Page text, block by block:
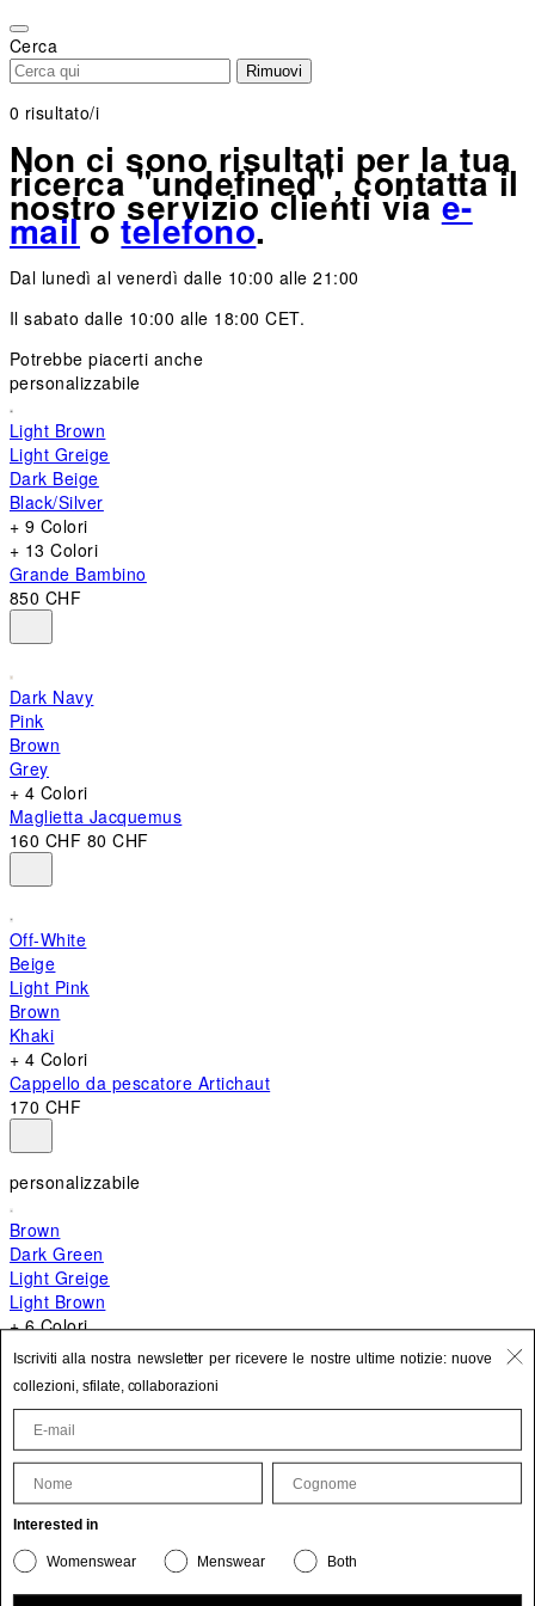
note:
This
website
includes
accessibility
system.
Cerca
Rimuovi
0 risultato/i
Non ci sono risultati per la tua
ricerca "undefined", contatta il
nostro servizio clienti viae-
mailotelefono.
Dal lunedì al venerdì dalle 10:00 alle 21:00
Il sabato dalle 10:00 alle 18:00 CET.
Potrebbe piacerti anche
personalizzabile
Light Brown
Light Greige
Dark Beige
Black/Silver
+ 9 Colori
+ 13 Colori
Grande Bambino
850 CHF
Dark Navy
Pink
Brown
Grey
+ 4 Colori
Maglietta Jacquemus
160 CHF 80 CHF
Off-White
Beige
Light Pink
Brown
Khaki
+ 4 Colori
Cappello da pescatore Artichaut
170 CHF
personalizzabile
Brown
Dark Green
Light Greige
Light Brown
+ 6 Colori
+ 10 Colori
650 CHF
Aggiorna le tue informazioni personali
Il prodotto è stato aggiunto ai tuoi preferiti.
Iscriviti alla nostra newsletter per ricevere le nostre ultime notizie: nuove
collezioni, sfilate, collaborazioni
Nome Cognome
Interested in
Womenswear Menswear Both